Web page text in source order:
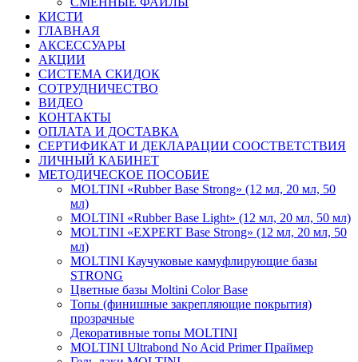
КИСТИ
ГЛАВНАЯ
АКСЕССУАРЫ
АКЦИИ
СИСТЕМА СКИДОК
СОТРУДНИЧЕСТВО
ВИДЕО
КОНТАКТЫ
ОПЛАТА И ДОСТАВКА
СЕРТИФИКАТ И ДЕКЛАРАЦИИ СООСТВЕТСТВИЯ
ЛИЧНЫЙ КАБИНЕТ
МЕТОДИЧЕСКОЕ ПОСОБИЕ
MOLTINI «Rubber Base Strong» (12 мл, 20 мл, 50
мл)
MOLTINI «Rubber Base Light» (12 мл, 20 мл, 50 мл)
MOLTINI «EXPERT Base Strong» (12 мл, 20 мл, 50
мл)
MOLTINI Каучуковые камуфлирующие базы
STRONG
Цветные базы Moltini Color Base
Топы (финишные закрепляющие покрытия)
прозрачные
Декоративные топы MOLTINI
MOLTINI Ultrabond No Acid Primer Праймер